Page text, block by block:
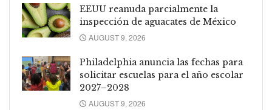
EEUU reanuda parcialmente la
inspección de aguacates de México
AUGUST 9, 2026
Philadelphia anuncia las fechas para
solicitar escuelas para el año escolar
2027–2028
AUGUST 9, 2026